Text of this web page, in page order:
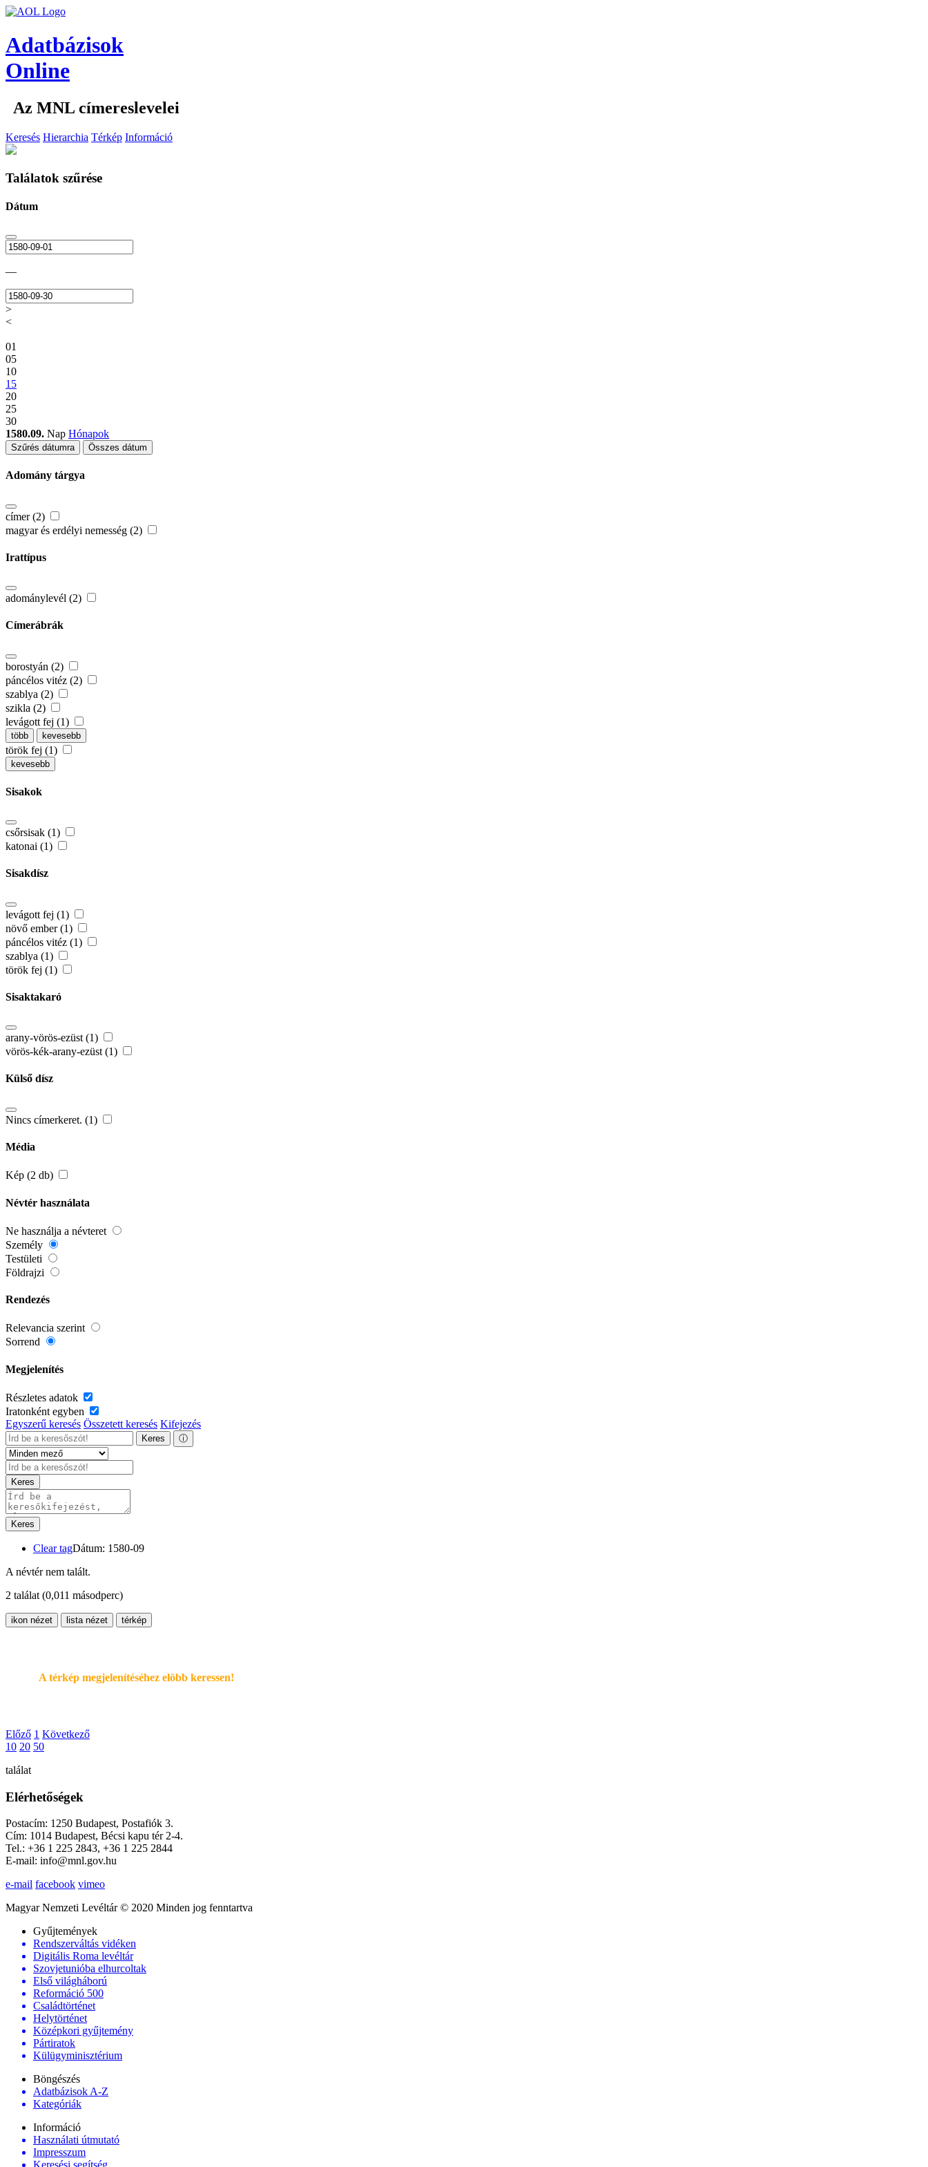
Adatbázisok
Online
Az MNL címereslevelei
Keresés Hierarchia Térkép Információ
Találatok szűrése
Dátum
—
>
<
01
05
10
15
20
25
30
1580.09. Nap Hónapok
Szűrés dátumra Összes dátum
Adomány tárgya
címer (2)
magyar és erdélyi nemesség (2)
Irattípus
adománylevél (2)
Címerábrák
borostyán (2)
páncélos vitéz (2)
szablya (2)
szikla (2)
levágott fej (1)
több kevesebb
török fej (1)
kevesebb
Sisakok
csőrsisak (1)
katonai (1)
Sisakdísz
levágott fej (1)
növő ember (1)
páncélos vitéz (1)
szablya (1)
török fej (1)
Sisaktakaró
arany-vörös-ezüst (1)
vörös-kék-arany-ezüst (1)
Külső dísz
Nincs címerkeret. (1)
Média
Kép (2 db)
Névtér használata
Ne használja a névteret
Személy
Testületi
Földrajzi
Rendezés
Relevancia szerint
Sorrend
Megjelenítés
Részletes adatok
Iratonként egyben
Egyszerű keresés Összetett keresés Kifejezés
Keres ⓘ
Keres
Keres
Clear tagDátum: 1580-09
A névtér nem talált.
2 találat (0,011 másodperc)
ikon nézet lista nézet térkép
A térkép megjelenítéséhez elöbb keressen!
Előző 1 Következő
10 20 50
találat
Elérhetőségek
Postacím: 1250 Budapest, Postafiók 3.
Cím: 1014 Budapest, Bécsi kapu tér 2-4.
Tel.: +36 1 225 2843, +36 1 225 2844
E-mail: info@mnl.gov.hu
e-mail facebook vimeo
Magyar Nemzeti Levéltár © 2020 Minden jog fenntartva
Gyűjtemények
Rendszerváltás vidéken
Digitális Roma levéltár
Szovjetunióba elhurcoltak
Első világháború
Reformáció 500
Családtörténet
Helytörténet
Középkori gyűjtemény
Pártiratok
Külügyminisztérium
Böngészés
Adatbázisok A-Z
Kategóriák
Információ
Használati útmutató
Impresszum